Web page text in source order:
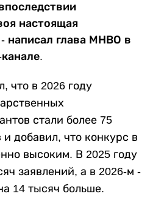
настоящая
написал глава МНВО в
что в 2026 году
стали более 75
добавил, что конкурс в
высоким. В 2025 году
заявлений, а в 2026-м -
14 тысяч больше.